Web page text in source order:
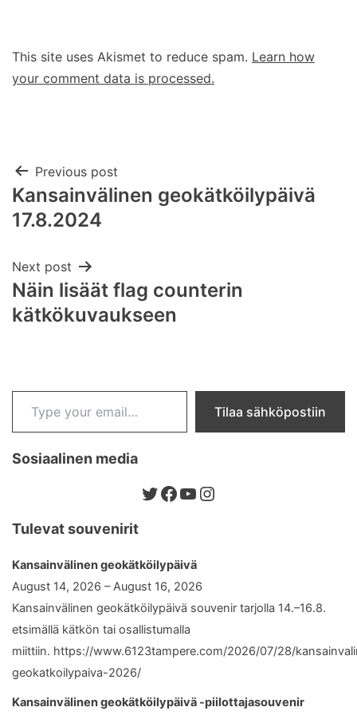
This site uses Akismet to reduce spam. Learn how
your comment data is processed.
Post
navigation
Previous post
Kansainvälinen geokätköilypäivä
17.8.2024
Next post
Näin lisäät flag counterin
kätkökuvaukseen
Type your email…
Tilaa sähköpostiin
Sosiaalinen media
Twitter
Facebook
YouTube
Instagram
Tulevat souvenirit
Kansainvälinen geokätköilypäivä
August 14, 2026 – August 16, 2026
Kansainvälinen geokätköilypäivä souvenir tarjolla 14.–16.8.
etsimällä kätkön tai osallistumalla
miittiin. https://www.6123tampere.com/2026/07/28/
geokatkoilypaiva-2026/
Kansainvälinen geokätköilypäivä -piilottajasouvenir